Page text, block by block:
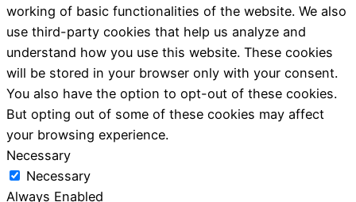
working of basic functionalities of the website. We also
use third-party cookies that help us analyze and
understand how you use this website. These cookies
will be stored in your browser only with your consent.
You also have the option to opt-out of these cookies.
But opting out of some of these cookies may affect
your browsing experience.
Necessary
Necessary
Always Enabled